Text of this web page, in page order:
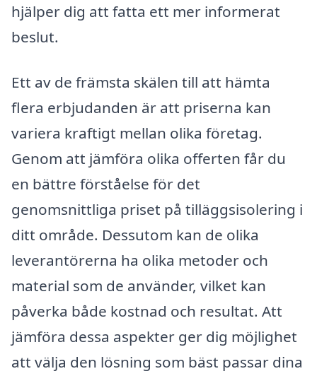
hjälper dig att fatta ett mer informerat
beslut.
Ett av de främsta skälen till att hämta
flera erbjudanden är att priserna kan
variera kraftigt mellan olika företag.
Genom att jämföra olika offerten får du
en bättre förståelse för det
genomsnittliga priset på tilläggsisolering i
ditt område. Dessutom kan de olika
leverantörerna ha olika metoder och
material som de använder, vilket kan
påverka både kostnad och resultat. Att
jämföra dessa aspekter ger dig möjlighet
att välja den lösning som bäst passar dina